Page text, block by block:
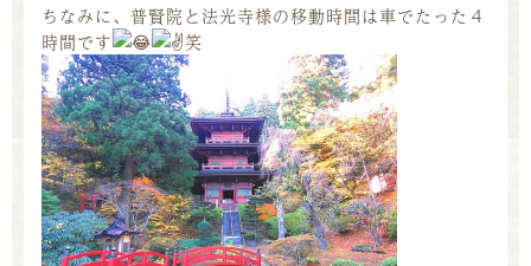
ちなみに、普賢院と法光寺様の移動時間は車でたった４
時間です
笑